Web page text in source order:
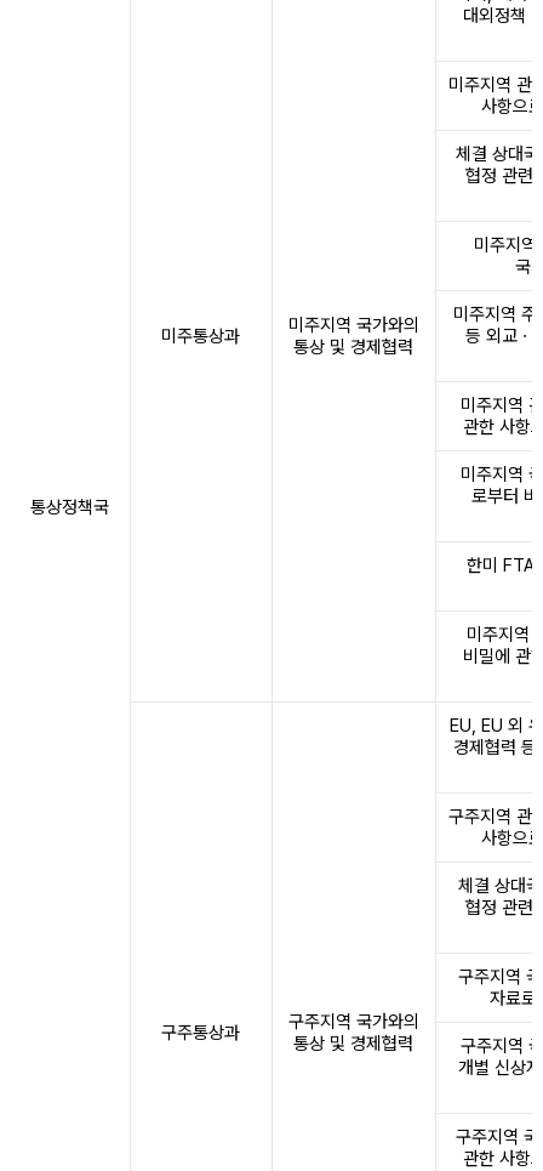
통상정책국
미주통상과
미주지역 국가와의
통상 및 경제협력
대외정책
미주지역 관
사항으
체결 상대
협정 관련
미주지
국
미주지역
등 외교ㆍ
미주지역
관한 사항
미주지역
로부터
한미 FTA
미주지역
비밀에 관
구주통상과
구주지역 국가와의
통상 및 경제협력
EU, EU 외
경제협력
구주지역 관
사항으
체결 상대
협정 관련
구주지역
자료로
구주지역
개별 신상
구주지역
관한 사항